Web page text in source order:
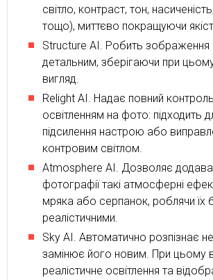
світло, контраст, тон,
тощо), миттєво покращуючи
Structure AI. Робить зображення
детальним, зберігаючи при
вигляд.
Relight AI. Надає повний
освітленням на фото: підходить
підсилення настрою або
контровим світлом.
Atmosphere AI. Дозволяє
фотографії такі атмосферні
мряка або серпанок, роблячи їх
реалістичними.
Sky AI. Автоматично розпізнає
замінює його новим. При цьому
реалістичне освітлення та